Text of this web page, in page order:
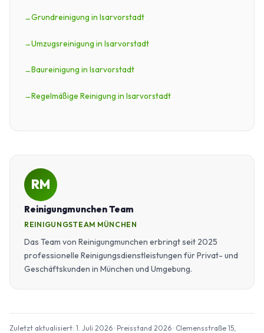
Grundreinigung in Isarvorstadt
Umzugsreinigung in Isarvorstadt
Baureinigung in Isarvorstadt
Regelmäßige Reinigung in Isarvorstadt
RM
Reinigungmunchen Team
REINIGUNGSTEAM MÜNCHEN
Das Team von Reinigungmunchen erbringt seit 2025
professionelle Reinigungsdienstleistungen für Privat- und
Geschäftskunden in München und Umgebung.
Zuletzt aktualisiert: 1. Juli 2026 · Preisstand 2026 · Clemensstraße 15,